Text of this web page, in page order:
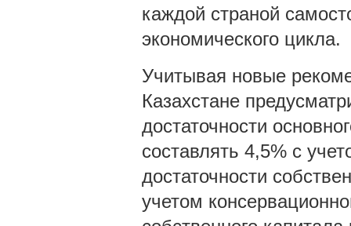
каждой страной
экономического цикла.
Учитывая новые
Казахстане
достаточности
составлять 4,5% с
достаточности
учетом